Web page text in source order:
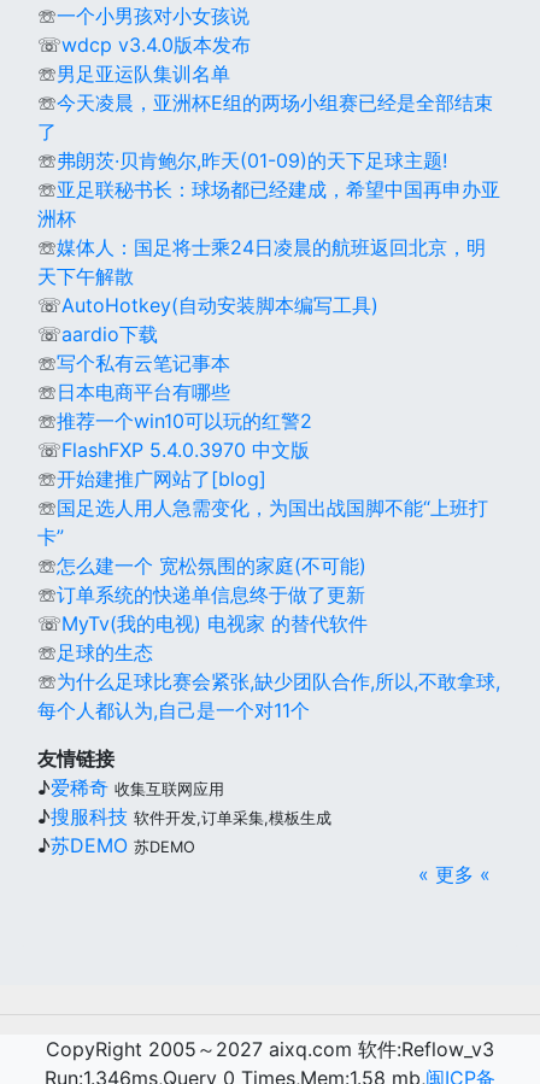
☏一个小男孩对小女孩说
☏wdcp v3.4.0版本发布
☏男足亚运队集训名单
☏今天凌晨，亚洲杯E组的两场小组赛已经是全部结束
了
☏弗朗茨·贝肯鲍尔,昨天(01-09)的天下足球主题!
☏亚足联秘书长：球场都已经建成，希望中国再申办亚
洲杯
☏媒体人：国足将士乘24日凌晨的航班返回北京，明
天下午解散
☏AutoHotkey(自动安装脚本编写工具)
☏aardio下载
☏写个私有云笔记事本
☏日本电商平台有哪些
☏推荐一个win10可以玩的红警2
☏FlashFXP 5.4.0.3970 中文版
☏开始建推广网站了[blog]
☏国足选人用人急需变化，为国出战国脚不能“上班打
卡”
☏怎么建一个 宽松氛围的家庭(不可能)
☏订单系统的快递单信息终于做了更新
☏MyTv(我的电视) 电视家 的替代软件
☏足球的生态
☏为什么足球比赛会紧张,缺少团队合作,所以,不敢拿球,
每个人都认为,自己是一个对11个
友情链接
♪爱稀奇 收集互联网应用
♪搜服科技 软件开发,订单采集,模板生成
♪苏DEMO 苏DEMO
« 更多 «
CopyRight 2005～2027 aixq.com 软件:Reflow_v3
Run:1.346ms,Query 0 Times,Mem:1.58 mb,闽ICP备